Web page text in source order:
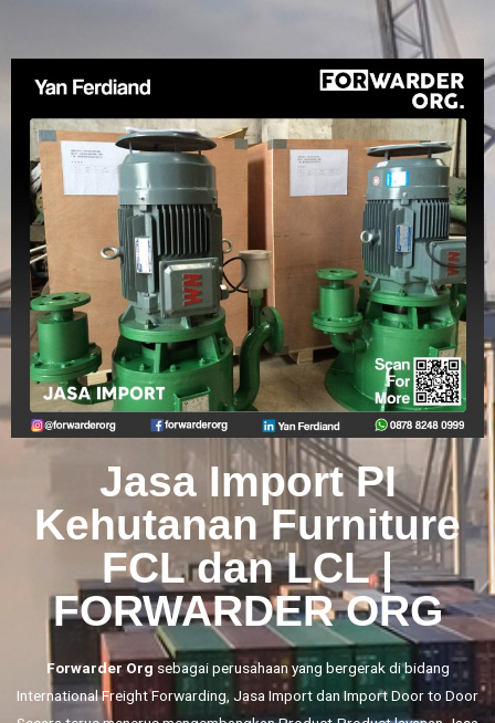
Jasa Import PI
Kehutanan Furniture
FCL dan LCL |
FORWARDER ORG
Forwarder Org sebagai perusahaan yang bergerak di bidang
International Freight Forwarding, Jasa Importdan Import Door to Door